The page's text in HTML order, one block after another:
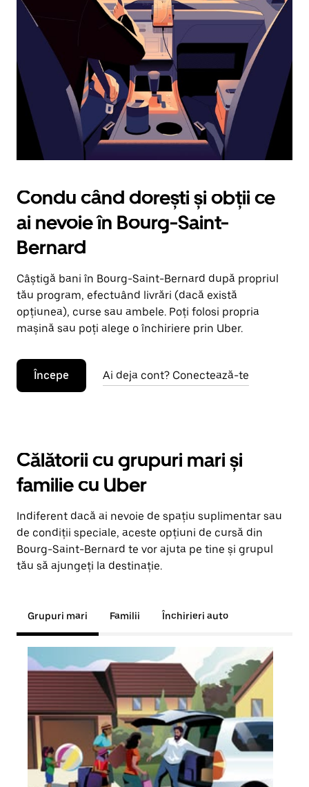
în
jos.
Închide
calendarul
apăsând
pe
butonul
Escape.
Condu când dorești și obții ce
ai nevoie în Bourg-Saint-
Bernard
Câștigă bani în Bourg-Saint-Bernard după propriul
tău program, efectuând livrări (dacă există
opțiunea), curse sau ambele. Poți folosi propria
mașină sau poți alege o închiriere prin Uber.
Începe Ai deja cont? Conectează-te
Călătorii cu grupuri mari și
familie cu Uber
Indiferent dacă ai nevoie de spațiu suplimentar sau
de condiții speciale, aceste opțiuni de cursă din
Bourg-Saint-Bernard te vor ajuta pe tine și grupul
tău să ajungeți la destinație.
Grupuri mari Familii Închirieri auto